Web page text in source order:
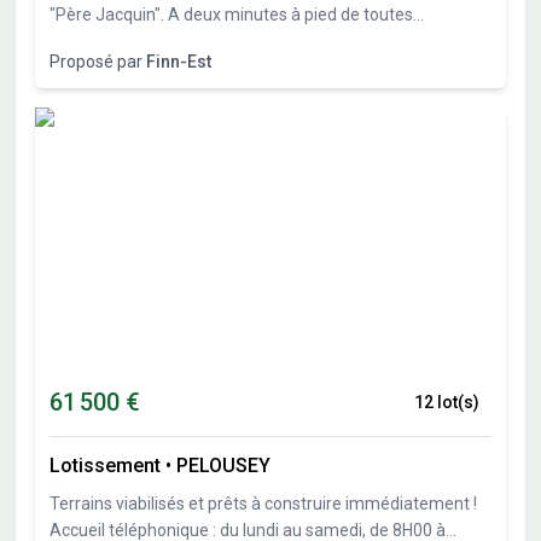
"Père Jacquin". A deux minutes à pied de toutes
poste...),DTMR Immo vous présente votre future maison
individuelle au sein d'un programme de quatre villas de
standing d'environ 100m² chacune, de type T4, avec deux
Proposé par Finn-Est
61 500 € 12 lot(s)
Lotissement • PELOUSEY
Terrains viabilisés et prêts à construire immédiatement !
Accueil téléphonique : du lundi au samedi, de 8H00 à